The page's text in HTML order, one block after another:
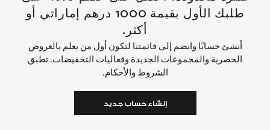
طلبك الأول بقيمة 1000 درهم إماراتي أو
أكثر.
أنشئ حسابًا وانضم إلى قائمتنا لتكون أول من يعلم بالعروض
الحصرية والمجموعات الجديدة وفعاليات التخفيضات. تطبق
الشروط والأحكام.
إنشاء حساب جديد